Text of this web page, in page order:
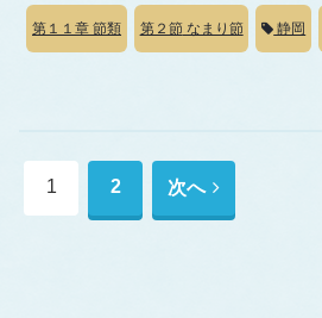
第１１章 節類 第２節なまり節 静岡
1 2 次
次へ